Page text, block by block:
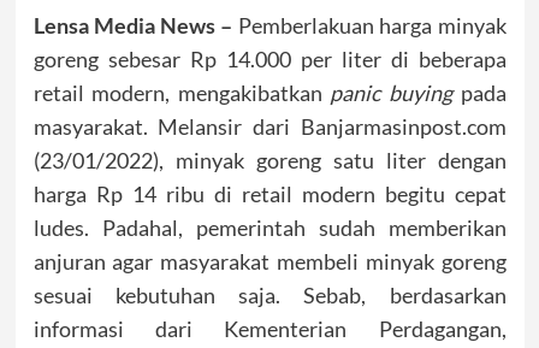
Lensa Media News – Pemberlakuan harga minyak
goreng sebesar Rp 14.000 per liter di beberapa
retail modern, mengakibatkan panic buying pada
masyarakat. Melansir dari Banjarmasinpost.com
(23/01/2022), minyak goreng satu liter dengan
harga Rp 14 ribu di retail modern begitu cepat
ludes. Padahal, pemerintah sudah memberikan
anjuran agar masyarakat membeli minyak goreng
sesuai kebutuhan saja. Sebab, berdasarkan
informasi dari Kementerian Perdagangan,